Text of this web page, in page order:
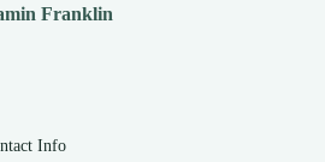
Franklin
Info